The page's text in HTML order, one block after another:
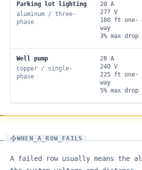
Parking lot lighting
aluminum / three-
phase
20 A
277 V
180 ft one-
way
3% max drop
Well pump
copper / single-
phase
28 A
240 V
225 ft one-
way
5% max drop
WHEN_A_ROW_FAILS
A failed row usually means the